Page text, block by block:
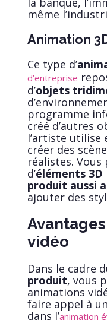
même
Animation
Ce type d’
d’entreprise
d’objets
programme
créé d’autres
l’artiste utilise
créer des
réalistes.
d’éléments 3D
produit aussi
ajouter des
vidéo
Dans le cadre
produit, vous
animations
faire appel à
dans l’animation